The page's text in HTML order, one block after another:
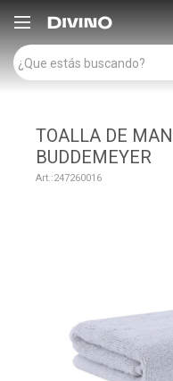

TOALLA DE
BUDDEMEYER
247260016